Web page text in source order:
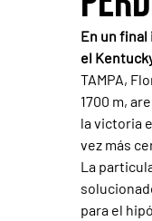
En un final
el
TAMPA,
1700 m,
la victoria
vez más
La
para el